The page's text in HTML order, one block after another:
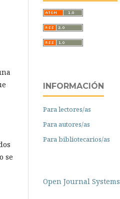
se
INFORMACIÓN
Para lectores/as
Para autores/as
Para bibliotecarios/as
Open Journal Systems